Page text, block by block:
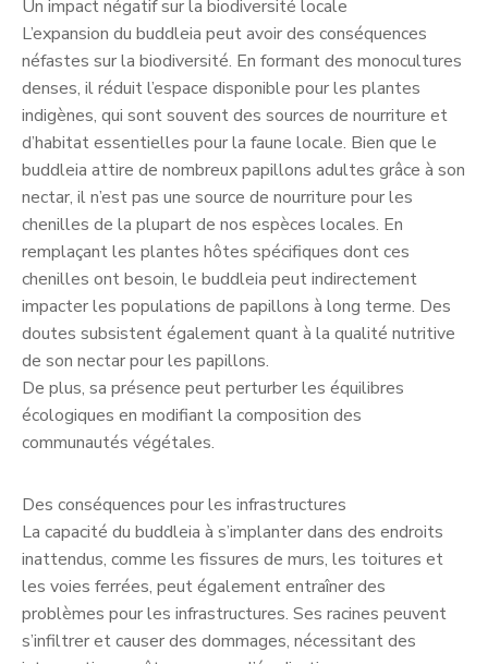
Un impact négatif sur la biodiversité locale
L’expansion du buddleia peut avoir des conséquences
néfastes sur la biodiversité. En formant des monocultures
denses, il réduit l’espace disponible pour les plantes
indigènes, qui sont souvent des sources de nourriture et
d’habitat essentielles pour la faune locale. Bien que le
buddleia attire de nombreux papillons adultes grâce à son
nectar, il n’est pas une source de nourriture pour les
chenilles de la plupart de nos espèces locales. En
remplaçant les plantes hôtes spécifiques dont ces
chenilles ont besoin, le buddleia peut indirectement
impacter les populations de papillons à long terme. Des
doutes subsistent également quant à la qualité nutritive
de son nectar pour les papillons.
De plus, sa présence peut perturber les équilibres
écologiques en modifiant la composition des
communautés végétales.
Des conséquences pour les infrastructures
La capacité du buddleia à s’implanter dans des endroits
inattendus, comme les fissures de murs, les toitures et
les voies ferrées, peut également entraîner des
problèmes pour les infrastructures. Ses racines peuvent
s’infiltrer et causer des dommages, nécessitant des